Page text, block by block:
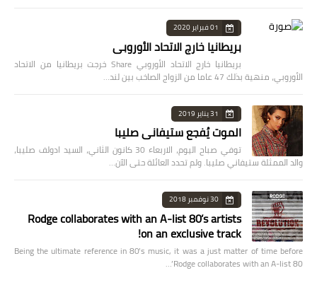
01 فبراير 2020
بريطانيا خارج الاتحاد الأوروبي
بريطانيا خارج الاتحاد الأوروبي Share خرجت بريطانيا من الاتحاد
الأوروبي، منهية بذلك 47 عاما من الزواج الصاخب بين لند…
31 يناير 2019
الموت يُفجع ستيفاني صليبا
توفي صباح اليوم، الاربعاء 30 كانون الثاني، السيد ادولف صليبا،
والد الممثلة ستيفاني صليبا. ولم تحدد العائلة حتى الآن…
30 نوفمبر 2018
Rodge collaborates with an A-list 80’s artists
on an exclusive track!
Being the ultimate reference in 80’s music, it was a just matter of time before
Rodge collaborates with an A-list 80’…